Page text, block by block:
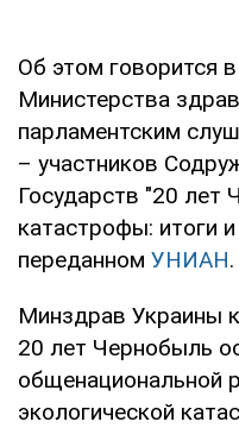
Об этом говорится
Министерства
парламентским
– участников
Государств "20 лет
катастрофы: итоги
переданном УНИАН.
Минздрав Украины
20 лет Чернобыль
общенациональной
экологической